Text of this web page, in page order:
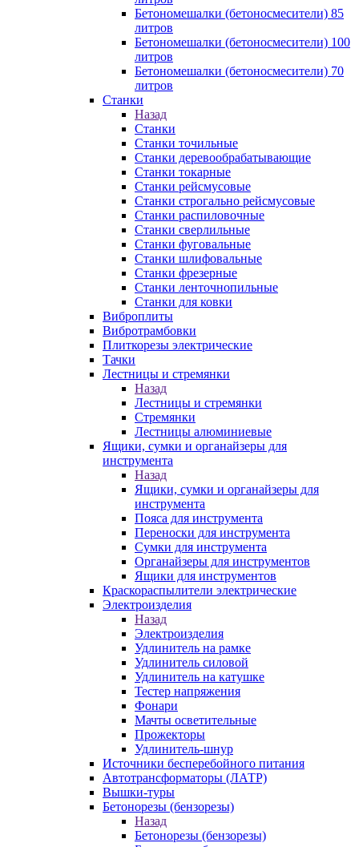
Бетономешалки (бетоносмесители) 85
литров
Бетономешалки (бетоносмесители) 100
литров
Бетономешалки (бетоносмесители) 70
литров
Станки
Назад
Станки
Станки точильные
Станки деревообрабатывающие
Станки токарные
Станки рейсмусовые
Станки строгально рейсмусовые
Станки распиловочные
Станки сверлильные
Станки фуговальные
Станки шлифовальные
Станки фрезерные
Станки ленточнопильные
Станки для ковки
Виброплиты
Вибротрамбовки
Плиткорезы электрические
Тачки
Лестницы и стремянки
Назад
Лестницы и стремянки
Стремянки
Лестницы алюминиевые
Ящики, сумки и органайзеры для
инструмента
Назад
Ящики, сумки и органайзеры для
инструмента
Пояса для инструмента
Переноски для инструмента
Сумки для инструмента
Органайзеры для инструментов
Ящики для инструментов
Краскораспылители электрические
Электроизделия
Назад
Электроизделия
Удлинитель на рамке
Удлинитель силовой
Удлинитель на катушке
Тестер напряжения
Фонари
Мачты осветительные
Прожекторы
Удлинитель-шнур
Источники бесперебойного питания
Автотрансформаторы (ЛАТР)
Вышки-туры
Бетонорезы (бензорезы)
Назад
Бетонорезы (бензорезы)